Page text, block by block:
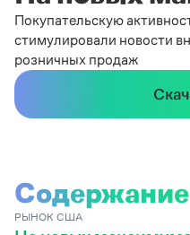
Покупательскую
стимулировали новости
розничных продаж
Содержание
РЫНОК США